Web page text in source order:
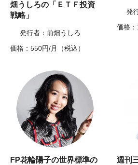
畑うしろの「ＥＴＦ投資
戦略」
発行者：前畑うしろ
価格：550円/月（税込）
発
価格：
FP花輪陽子の世界標準の
週刊